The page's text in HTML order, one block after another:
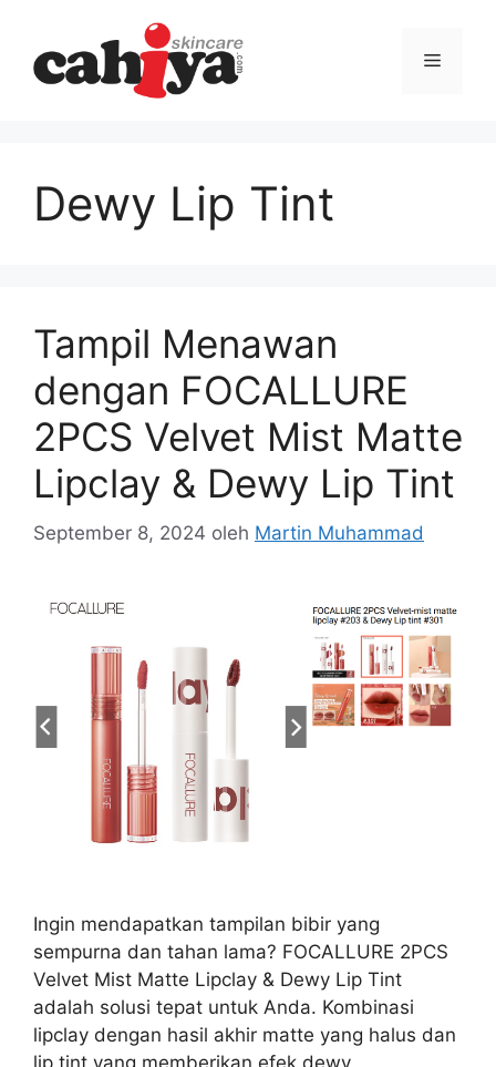
Menu
Dewy Lip Tint
Tampil Menawan
dengan FOCALLURE
2PCS Velvet Mist Matte
Lipclay & Dewy Lip Tint
September 8, 2024 oleh Martin Muhammad
Ingin mendapatkan tampilan bibir yang
sempurna dan tahan lama? FOCALLURE 2PCS
Velvet Mist Matte Lipclay & Dewy Lip Tint
adalah solusi tepat untuk Anda. Kombinasi
lipclay dengan hasil akhir matte yang halus dan
lip tint yang memberikan efek dewy,